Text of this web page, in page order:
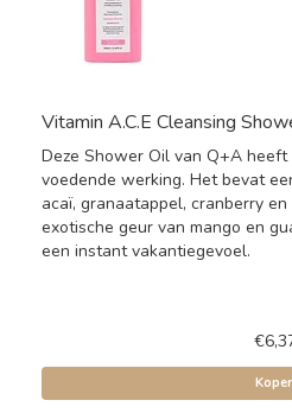
Vitamin A.C.E Cleansing
Deze Shower Oil van Q+A
voedende werking. Het bevat
acaï, granaatappel, cranberry en
exotische geur van mango en
een instant vakantiegevoel.